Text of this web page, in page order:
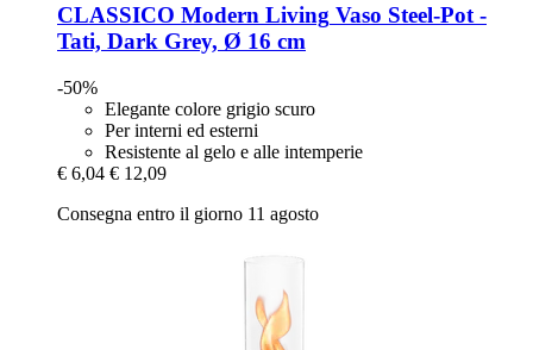
CLASSICO Modern Living Vaso Steel-​Pot -​
Tati, Dark Grey, Ø 16 cm
-50%
Elegante colore grigio scuro
Per interni ed esterni
Resistente al gelo e alle intemperie
€ 6,04 € 12,09
Consegna entro il giorno 11 agosto